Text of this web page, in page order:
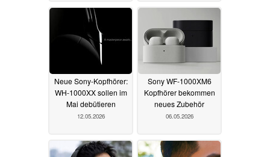
Neue Sony-Kopfhörer:
WH-1000XX sollen im
Mai debütieren
12.05.2026
Sony WF-1000XM6
Kopfhörer bekommen
neues Zubehör
06.05.2026